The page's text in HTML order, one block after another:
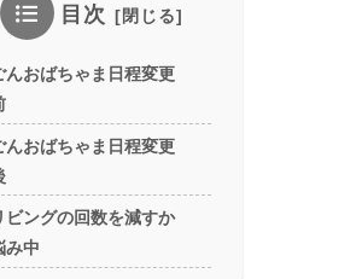
目次
んおばちゃま日程変更
んおばちゃま日程変更
ビングの回数を減すか
み中